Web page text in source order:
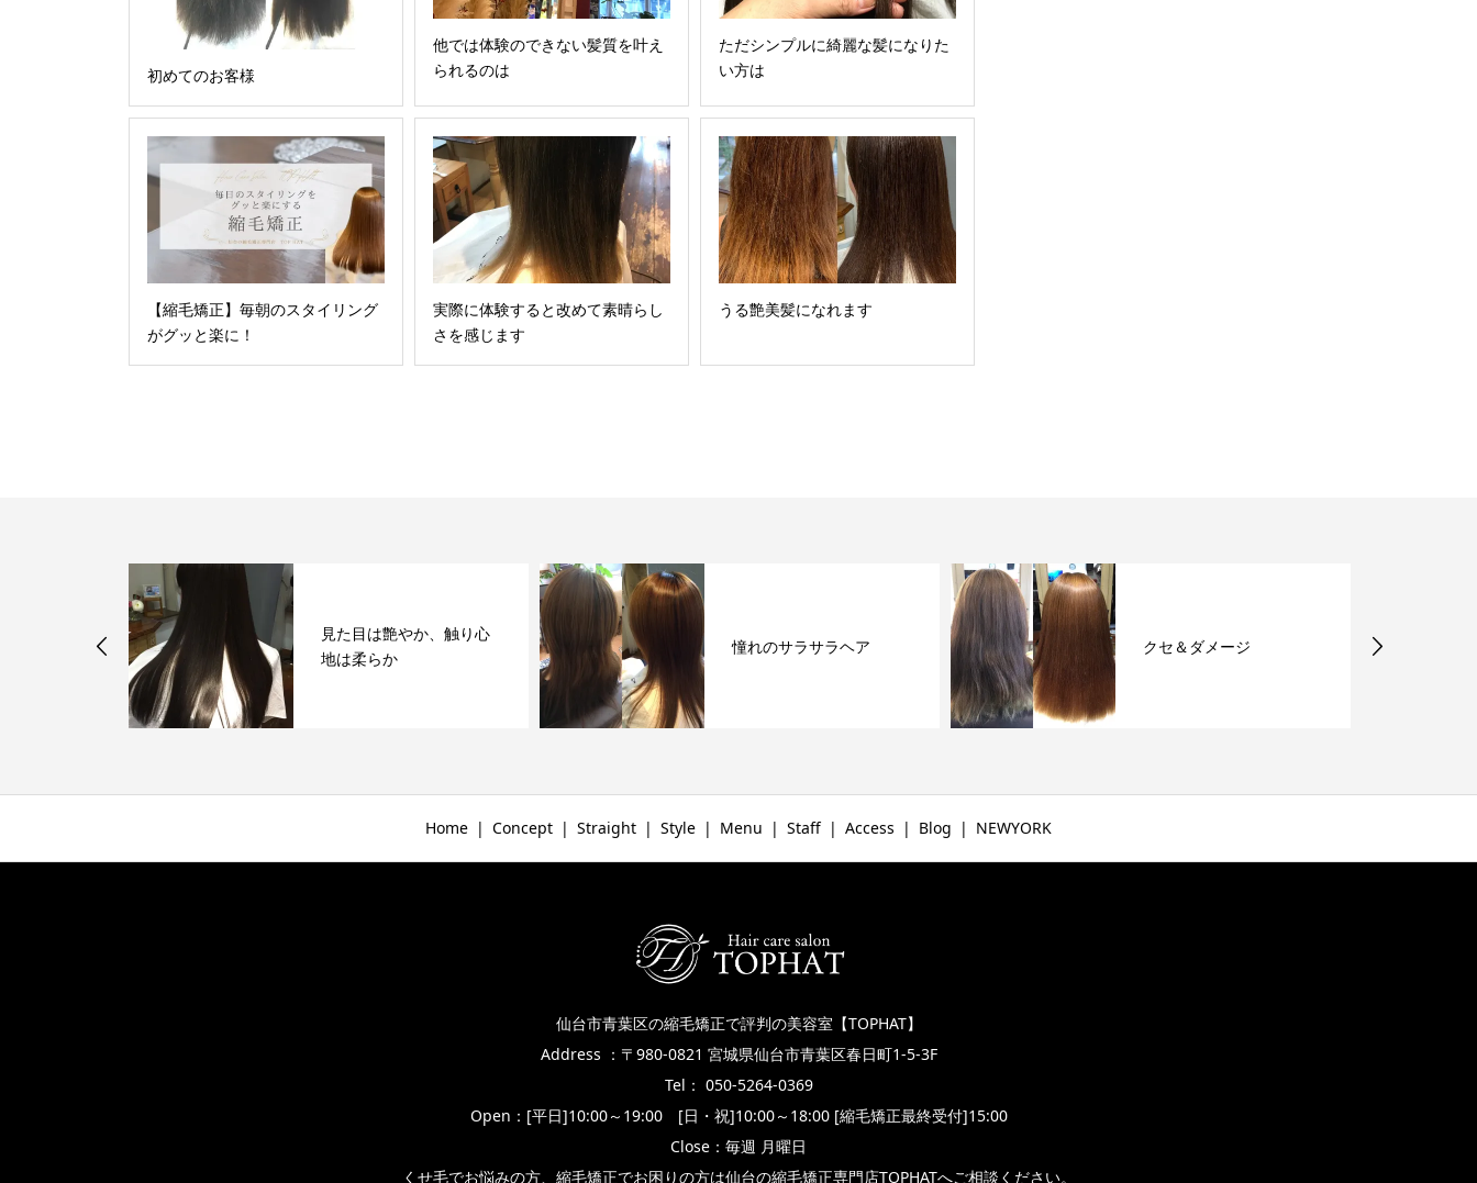
初めてのお客様
他では体験のできない髪質を叶え
られるのは
ただシンプルに綺麗な髪になりた
い方は
【縮毛矯正】毎朝のスタイリング
がグッと楽に！
実際に体験すると改めて素晴らし
さを感じます
うる艶美髪になれます
見た目は艶やか、触り心
地は柔らか
憧れのサラサラヘア クセ＆ダメージ
Home Concept Straight Style Menu Staff Access Blog NEWYORK
仙台市青葉区の縮毛矯正で評判の美容室【TOPHAT】
Address ：〒980-0821 宮城県仙台市青葉区春日町1-5-3F
Tel： 050-5264-0369
Open：[平日]10:00～19:00 [日・祝]10:00～18:00 [縮毛矯正最終受付]15:00
Close：毎週 月曜日
くせ毛でお悩みの方、縮毛矯正でお困りの方は仙台の縮毛矯正専門店TOPHATへご相談ください。